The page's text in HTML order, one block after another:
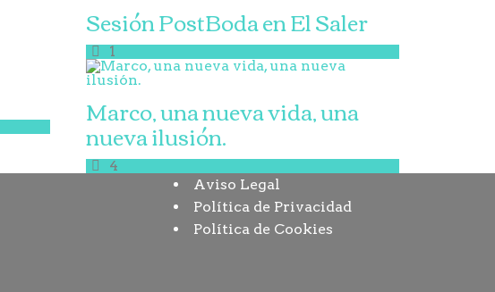
Sesión PostBoda en El Saler
1
Marco, una nueva vida, una
nueva ilusión.
4
Aviso Legal
Política de Privacidad
Política de Cookies